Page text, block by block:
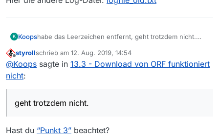
K Koopshabe das Leerzeichen entfernt, geht trotzdem nicht.
Offline
styrollschrieb am 12. Aug. 2019, 14:54
zuletzt editiert von
@Koops sagte in 13.3 - Download von ORF funktioniert
nicht:
geht trotzdem nicht.
Hast du “Punkt 3” beachtet?